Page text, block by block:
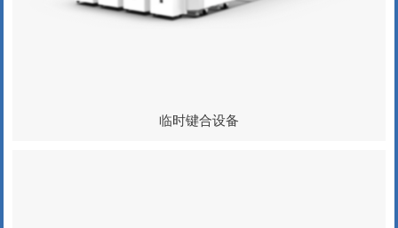
临时键合设备